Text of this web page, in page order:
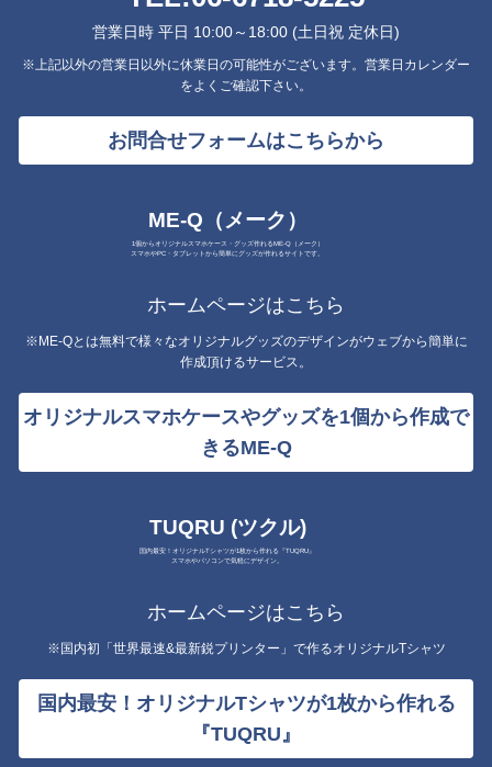
営業日時 平日 10:00～18:00 (土日祝 定休日)
※上記以外の営業日以外に休業日の可能性がございます。営業日カレンダー
をよくご確認下さい。
お問合せフォームはこちらから
ME-Q（メーク）
1個からオリジナルスマホケース・グッズ作れるME-Q（メーク）
スマホやPC・タブレットから簡単にグッズが作れるサイトです。
ホームページはこちら
※ME-Qとは無料で様々なオリジナルグッズのデザインがウェブから簡単に
作成頂けるサービス。
オリジナルスマホケースやグッズを1個から作成で
きるME-Q
TUQRU (ツクル)
国内最安！オリジナルTシャツが1枚から作れる『TUQRU』
スマホやパソコンで気軽にデザイン。
ホームページはこちら
※国内初「世界最速&最新鋭プリンター」で作るオリジナルTシャツ
国内最安！オリジナルTシャツが1枚から作れる
『TUQRU』